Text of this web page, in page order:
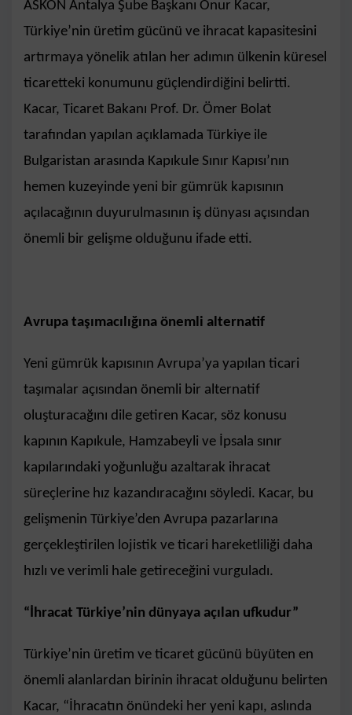
ASKON Antalya Şube Başkanı Onur Kacar,
Türkiye’nin üretim gücünü ve ihracat kapasitesini
artırmaya yönelik atılan her adımın ülkenin küresel
ticaretteki konumunu güçlendirdiğini belirtti.
Kacar, Ticaret Bakanı Prof. Dr. Ömer Bolat
tarafından yapılan açıklamada Türkiye ile
Bulgaristan arasında Kapıkule Sınır Kapısı’nın
hemen kuzeyinde yeni bir gümrük kapısının
açılacağının duyurulmasının iş dünyası açısından
önemli bir gelişme olduğunu ifade etti.
Avrupa taşımacılığına önemli alternatif
Yeni gümrük kapısının Avrupa’ya yapılan ticari
taşımalar açısından önemli bir alternatif
oluşturacağını dile getiren Kacar, söz konusu
kapının Kapıkule, Hamzabeyli ve İpsala sınır
kapılarındaki yoğunluğu azaltarak ihracat
süreçlerine hız kazandıracağını söyledi. Kacar, bu
gelişmenin Türkiye’den Avrupa pazarlarına
gerçekleştirilen lojistik ve ticari hareketliliği daha
hızlı ve verimli hale getireceğini vurguladı.
“İhracat Türkiye’nin dünyaya açılan ufkudur”
Türkiye’nin üretim ve ticaret gücünü büyüten en
önemli alanlardan birinin ihracat olduğunu belirten
Kacar, “İhracatın önündeki her yeni kapı, aslında